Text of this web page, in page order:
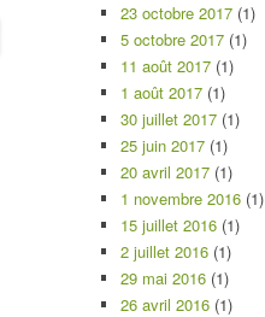
23 octobre 2017 (1)
5 octobre 2017 (1)
11 août 2017 (1)
1 août 2017 (1)
30 juillet 2017 (1)
25 juin 2017 (1)
20 avril 2017 (1)
1 novembre 2016 (1)
15 juillet 2016 (1)
2 juillet 2016 (1)
29 mai 2016 (1)
26 avril 2016 (1)